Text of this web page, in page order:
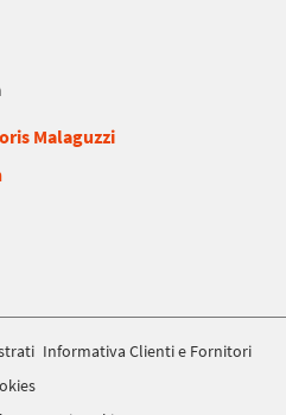
Malaguzzi
Informativa Clienti e Fornitori